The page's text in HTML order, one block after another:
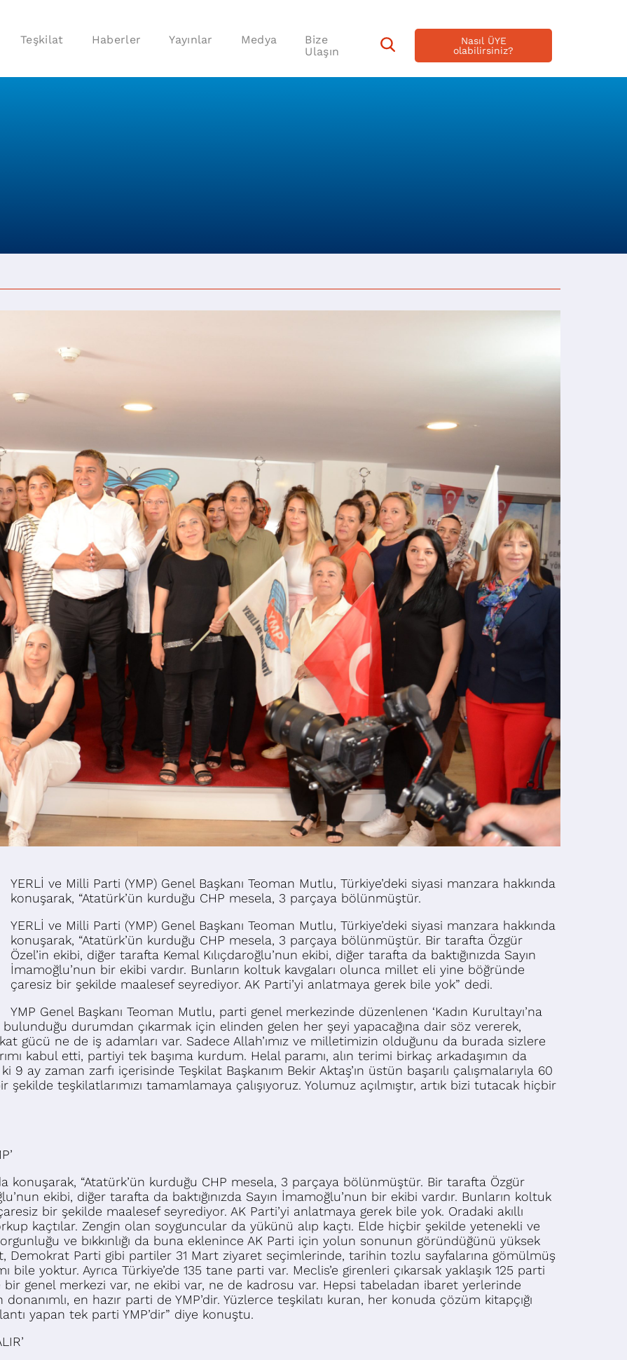
Teşkilat Haberler Yayınlar Medya
Bize
Ulaşın
Nasıl ÜYE
olabilirsiniz?
YERLİ ve Milli Parti (YMP) Genel Başkanı Teoman Mutlu, Türkiye’deki siyasi manzara hakkında
konuşarak, “Atatürk’ün kurduğu CHP mesela, 3 parçaya bölünmüştür.
YERLİ ve Milli Parti (YMP) Genel Başkanı Teoman Mutlu, Türkiye’deki siyasi manzara hakkında
konuşarak, “Atatürk’ün kurduğu CHP mesela, 3 parçaya bölünmüştür. Bir tarafta Özgür
Özel’in ekibi, diğer tarafta Kemal Kılıçdaroğlu’nun ekibi, diğer tarafta da baktığınızda Sayın
İmamoğlu’nun bir ekibi vardır. Bunların koltuk kavgaları olunca millet eli yine böğründe
çaresiz bir şekilde maalesef seyrediyor. AK Parti’yi anlatmaya gerek bile yok” dedi.
YMP Genel Başkanı Teoman Mutlu, parti genel merkezinde düzenlenen ‘Kadın Kurultayı’na
bulunduğu durumdan çıkarmak için elinden gelen her şeyi yapacağına dair söz vererek,
gücü ne de iş adamları var. Sadece Allah’ımız ve milletimizin olduğunu da burada sizlere
kabul etti, partiyi tek başıma kurdum. Helal paramı, alın terimi birkaç arkadaşımın da
ay zaman zarfı içerisinde Teşkilat Başkanım Bekir Aktaş’ın üstün başarılı çalışmalarıyla 60
teşkilatlarımızı tamamlamaya çalışıyoruz. Yolumuz açılmıştır, artık bizi tutacak hiçbir
konuşarak, “Atatürk’ün kurduğu CHP mesela, 3 parçaya bölünmüştür. Bir tarafta Özgür
ekibi, diğer tarafta da baktığınızda Sayın İmamoğlu’nun bir ekibi vardır. Bunların koltuk
bir şekilde maalesef seyrediyor. AK Parti’yi anlatmaya gerek bile yok. Oradaki akıllı
kaçtılar. Zengin olan soyguncular da yükünü alıp kaçtı. Elde hiçbir şekilde yetenekli ve
ve bıkkınlığı da buna eklenince AK Parti için yolun sonunun göründüğünü yüksek
Demokrat Parti gibi partiler 31 Mart ziyaret seçimlerinde, tarihin tozlu sayfalarına gömülmüş
bile yoktur. Ayrıca Türkiye’de 135 tane parti var. Meclis’e girenleri çıkarsak yaklaşık 125 parti
bir genel merkezi var, ne ekibi var, ne de kadrosu var. Hepsi tabeladan ibaret yerlerinde
en hazır parti de YMP’dir. Yüzlerce teşkilatı kuran, her konuda çözüm kitapçığı
yapan tek parti YMP’dir” diye konuştu.